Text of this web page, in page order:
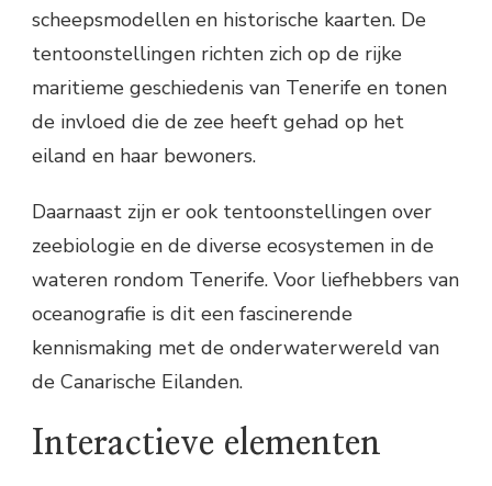
scheepsmodellen en historische kaarten. De
tentoonstellingen richten zich op de rijke
maritieme geschiedenis van Tenerife en tonen
de invloed die de zee heeft gehad op het
eiland en haar bewoners.
Daarnaast zijn er ook tentoonstellingen over
zeebiologie en de diverse ecosystemen in de
wateren rondom Tenerife. Voor liefhebbers van
oceanografie is dit een fascinerende
kennismaking met de onderwaterwereld van
de Canarische Eilanden.
Interactieve elementen